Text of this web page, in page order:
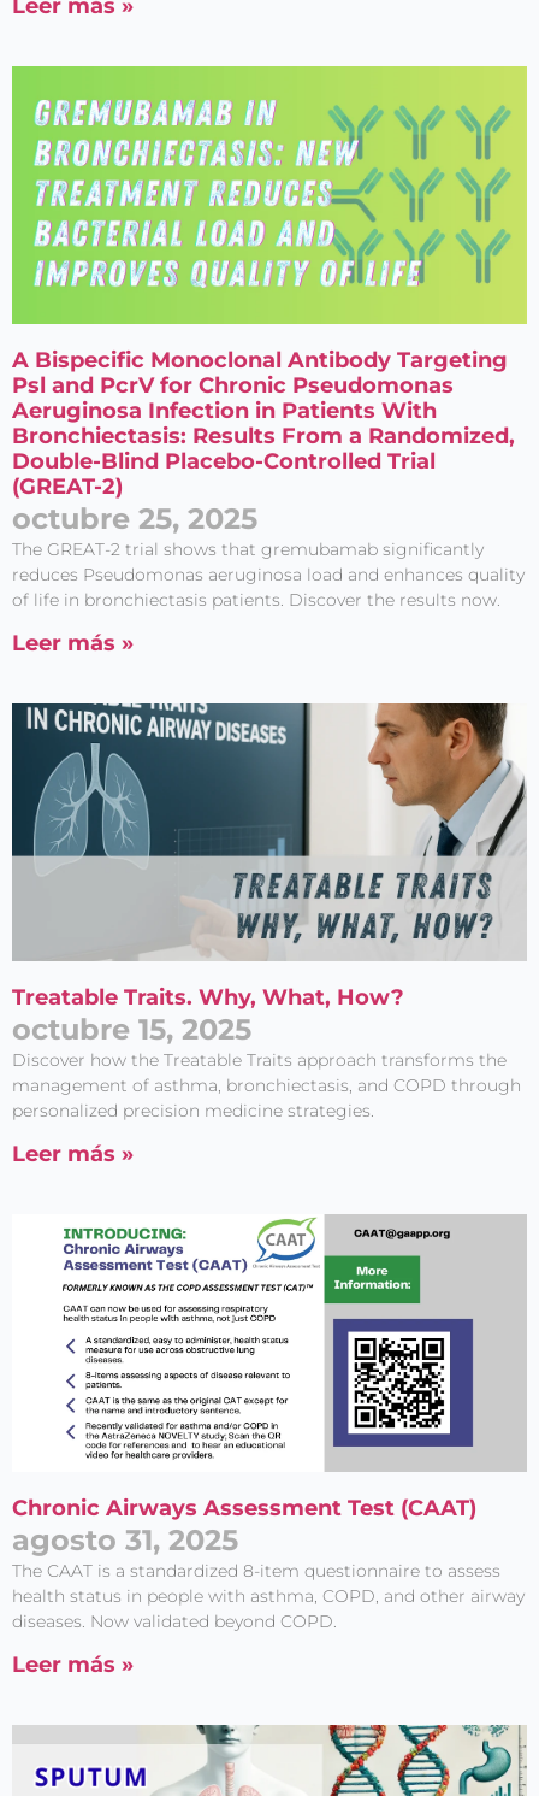
Leer más »
A Bispecific Monoclonal Antibody Targeting
Psl and PcrV for Chronic Pseudomonas
Aeruginosa Infection in Patients With
Bronchiectasis: Results From a Randomized,
Double-Blind Placebo-Controlled Trial
(GREAT-2)
octubre 25, 2025
The GREAT-2 trial shows that gremubamab significantly
reduces Pseudomonas aeruginosa load and enhances quality
of life in bronchiectasis patients. Discover the results now.
Leer más »
Treatable Traits. Why, What, How?
octubre 15, 2025
Discover how the Treatable Traits approach transforms the
management of asthma, bronchiectasis, and COPD through
personalized precision medicine strategies.
Leer más »
Chronic Airways Assessment Test (CAAT)
agosto 31, 2025
The CAAT is a standardized 8-item questionnaire to assess
health status in people with asthma, COPD, and other airway
diseases. Now validated beyond COPD.
Leer más »
Entérate de
Nuestras
Publicaciones
Acepto elAviso legaly
laPolítica de privacidad